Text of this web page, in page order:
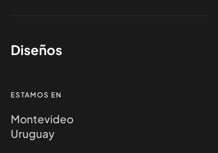
Diseños
ESTAMOS EN
Montevideo
Uruguay